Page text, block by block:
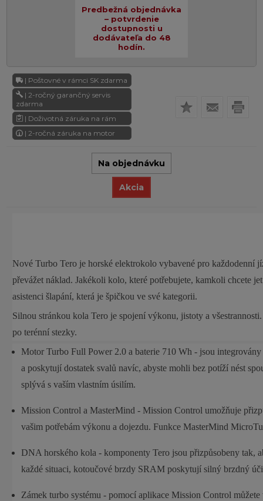
Predbežná objednávka
– potvrdenie
dostupnosti u
dodávateľa do 48
hodín.
| Poštovné v rámci SK zdarma
| 2-ročný garančný servis
zdarma
| Doživotná záruka na rám
| 2-ročná záruka na motor
Na objednávku
Akcia
Nové Turbo Tero je horské elektrokolo vybavené pro každodenní
převážet náklad. Jakékoli kolo, které potřebujete, kamkoli chcete
asistenci šlapání, která je špičkou ve své kategorii.
Silnou stránkou kola Tero je spojení výkonu, jistoty a
po terénní stezky.
Motor Turbo Full Power 2.0 a baterie 710 Wh - jsou
a poskytují dostatek svalů navíc, abyste mohli bez potíží nést
splývá s vaším vlastním úsilím.
Mission Control a MasterMind - Mission Control umožňuje
vašim potřebám výkonu a dojezdu. Funkce MasterMind
DNA horského kola - komponenty Tero jsou přizpůsobeny tak,
každé situaci, kotoučové brzdy SRAM poskytují silný brzdný
Zámek turbo systému - pomocí aplikace Mission Control